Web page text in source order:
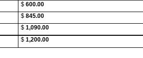
$ 600.00
$ 845.00
$ 1,090.00
$ 1,200.00